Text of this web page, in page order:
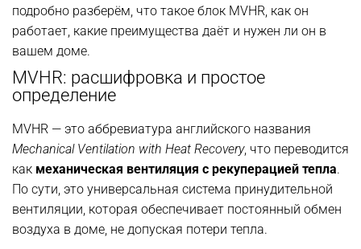
подробно разберём, что такое блок MVHR, как он
работает, какие преимущества даёт и нужен ли он в
вашем доме.
MVHR: расшифровка и простое
определение
MVHR — это аббревиатура английского названия
Mechanical Ventilation with Heat Recovery, что переводится
как механическая вентиляция с рекуперацией тепла.
По сути, это универсальная система принудительной
вентиляции, которая обеспечивает постоянный обмен
воздуха в доме, не допуская потери тепла.